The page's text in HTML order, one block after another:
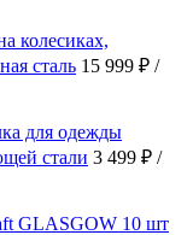
колесиках,
сталь 15 999 ₽ /
для одежды
стали 3 499 ₽ /
GLASGOW 10 шт